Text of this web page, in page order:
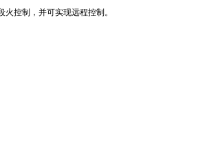
控制，并可实现远程控制。